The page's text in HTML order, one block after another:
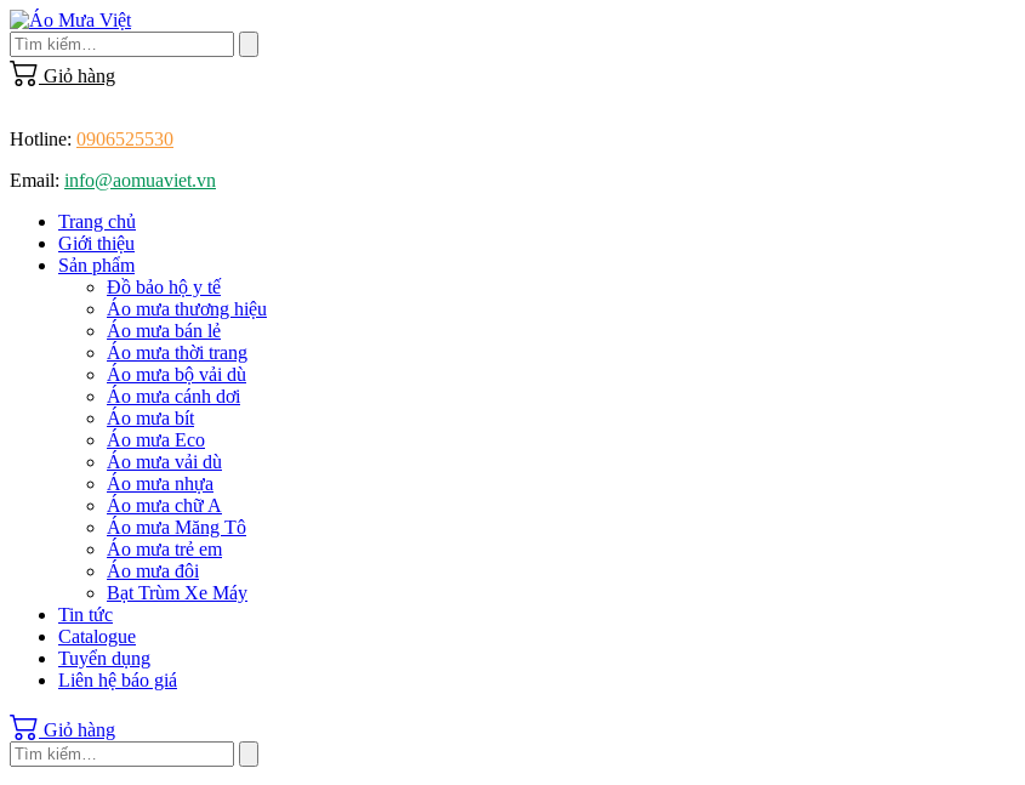
Skip
to
content
Giỏ hàng
Hotline: 0906525530
Email: info@aomuaviet.vn
Trang chủ
Giới thiệu
Sản phẩm
Đồ bảo hộ y tế
Áo mưa thương hiệu
Áo mưa bán lẻ
Áo mưa thời trang
Áo mưa bộ vải dù
Áo mưa cánh dơi
Áo mưa bít
Áo mưa Eco
Áo mưa vải dù
Áo mưa nhựa
Áo mưa chữ A
Áo mưa Măng Tô
Áo mưa trẻ em
Áo mưa đôi
Bạt Trùm Xe Máy
Tin tức
Catalogue
Tuyển dụng
Liên hệ báo giá
Giỏ hàng